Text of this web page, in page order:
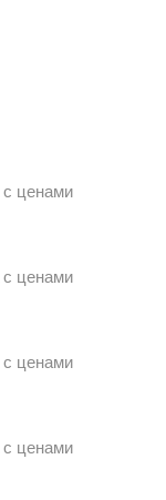
ценами
ценами
ценами
ценами